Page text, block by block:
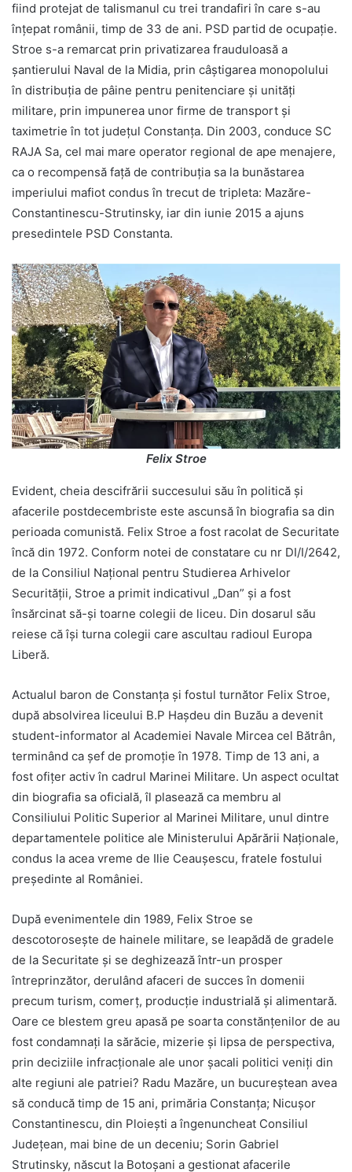
fiind protejat de talismanul cu trei trandafiri în care s-au
înțepat românii, timp de 33 de ani. PSD partid de ocupație.
Stroe s-a remarcat prin privatizarea frauduloasă a
șantierului Naval de la Midia, prin câștigarea monopolului
în distribuția de pâine pentru penitenciare și unități
militare, prin impunerea unor firme de transport și
taximetrie în tot județul Constanța. Din 2003, conduce SC
RAJA Sa, cel mai mare operator regional de ape menajere,
ca o recompensă față de contribuția sa la bunăstarea
imperiului mafiot condus în trecut de tripleta: Mazăre-
Constantinescu-Strutinsky, iar din iunie 2015 a ajuns
presedintele PSD Constanta.
Felix Stroe
Evident, cheia descifrării succesului său în politică și
afacerile postdecembriste este ascunsă în biografia sa din
perioada comunistă. Felix Stroe a fost racolat de Securitate
încă din 1972. Conform notei de constatare cu nr DI/I/2642,
de la Consiliul Național pentru Studierea Arhivelor
Securității, Stroe a primit indicativul „Dan” și a fost
însărcinat să-și toarne colegii de liceu. Din dosarul său
reiese că își turna colegii care ascultau radioul Europa
Liberă.
Actualul baron de Constanța și fostul turnător Felix Stroe,
după absolvirea liceului B.P Hașdeu din Buzău a devenit
student-informator al Academiei Navale Mircea cel Bătrân,
terminând ca șef de promoție în 1978. Timp de 13 ani, a
fost ofițer activ în cadrul Marinei Militare. Un aspect ocultat
din biografia sa oficială, îl plasează ca membru al
Consiliului Politic Superior al Marinei Militare, unul dintre
departamentele politice ale Ministerului Apărării Naționale,
condus la acea vreme de Ilie Ceaușescu, fratele fostului
președinte al României.
După evenimentele din 1989, Felix Stroe se
descotorosește de hainele militare, se leapădă de gradele
de la Securitate și se deghizează într-un prosper
întreprinzător, derulând afaceri de succes în domenii
precum turism, comerț, producție industrială și alimentară.
Oare ce blestem greu apasă pe soarta constănțenilor de au
fost condamnați la sărăcie, mizerie și lipsa de perspectiva,
prin deciziile infracționale ale unor șacali politici veniți din
alte regiuni ale patriei? Radu Mazăre, un bucureștean avea
să conducă timp de 15 ani, primăria Constanța; Nicușor
Constantinescu, din Ploiești a îngenuncheat Consiliul
Județean, mai bine de un deceniu; Sorin Gabriel
Strutinsky, născut la Botoșani a gestionat afacerile